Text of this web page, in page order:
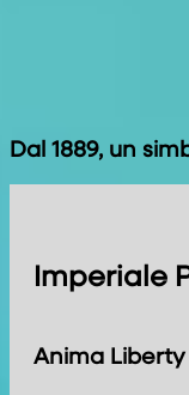
Dal 1889, un
Imperiale
Anima